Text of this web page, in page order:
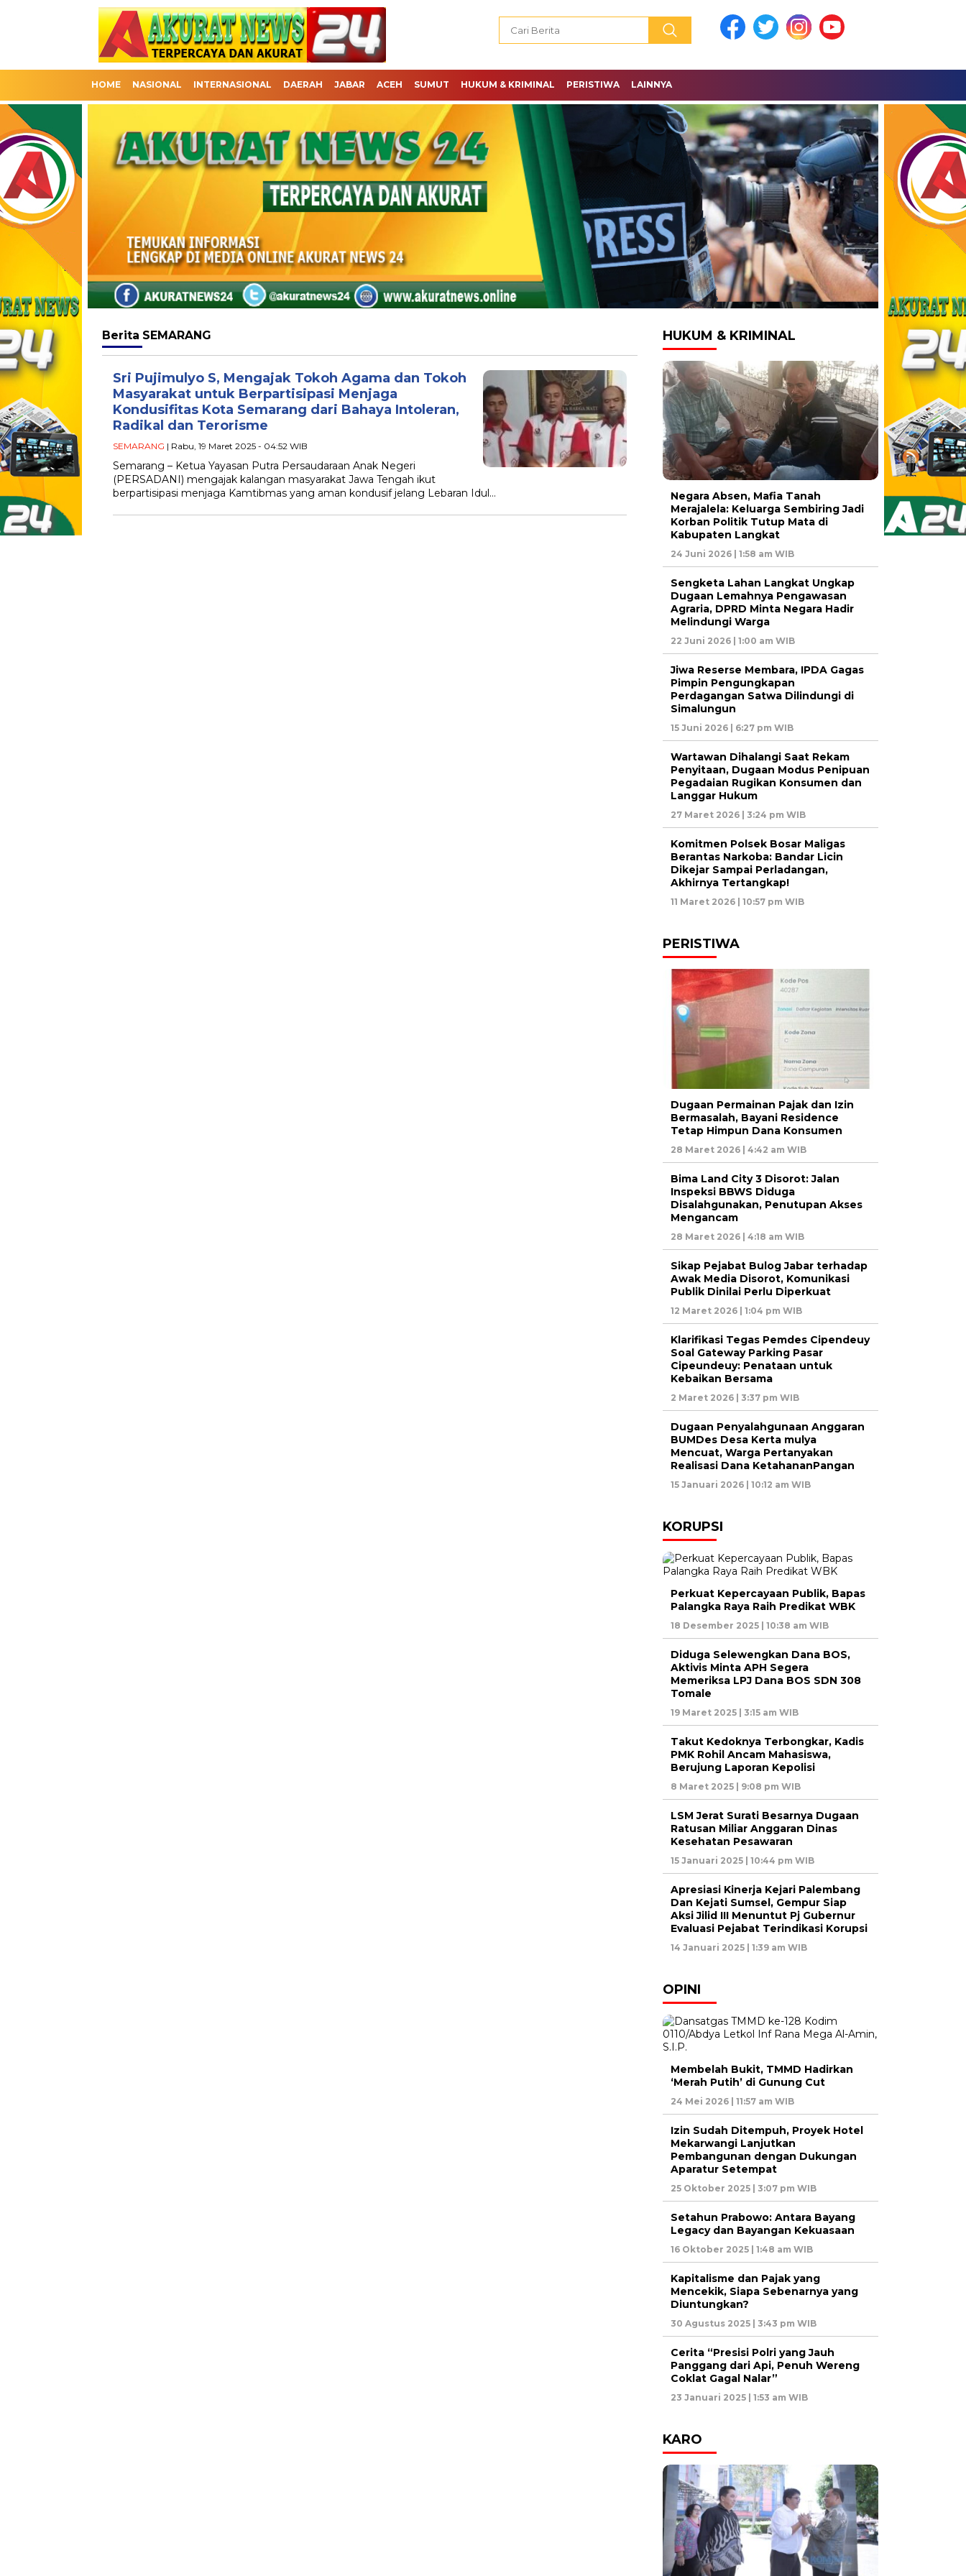
HOME NASIONAL INTERNASIONAL DAERAH JABAR ACEH SUMUT HUKUM & KRIMINAL PERISTIWA LAINNYA
Berita SEMARANG
Sri Pujimulyo S, Mengajak Tokoh Agama dan Tokoh
Masyarakat untuk Berpartisipasi Menjaga
Kondusifitas Kota Semarang dari Bahaya Intoleran,
Radikal dan Terorisme
SEMARANG | Rabu, 19 Maret 2025 - 04:52 WIB
Semarang – Ketua Yayasan Putra Persaudaraan Anak Negeri
(PERSADANI) mengajak kalangan masyarakat Jawa Tengah ikut
berpartisipasi menjaga Kamtibmas yang aman kondusif jelang Lebaran Idul…
HUKUM & KRIMINAL
Negara Absen, Mafia Tanah
Merajalela: Keluarga Sembiring Jadi
Korban Politik Tutup Mata di
Kabupaten Langkat
24 Juni 2026 | 1:58 am WIB
Sengketa Lahan Langkat Ungkap
Dugaan Lemahnya Pengawasan
Agraria, DPRD Minta Negara Hadir
Melindungi Warga
22 Juni 2026 | 1:00 am WIB
Jiwa Reserse Membara, IPDA Gagas
Pimpin Pengungkapan
Perdagangan Satwa Dilindungi di
Simalungun
15 Juni 2026 | 6:27 pm WIB
Wartawan Dihalangi Saat Rekam
Penyitaan, Dugaan Modus Penipuan
Pegadaian Rugikan Konsumen dan
Langgar Hukum
27 Maret 2026 | 3:24 pm WIB
Komitmen Polsek Bosar Maligas
Berantas Narkoba: Bandar Licin
Dikejar Sampai Perladangan,
Akhirnya Tertangkap!
11 Maret 2026 | 10:57 pm WIB
PERISTIWA
Dugaan Permainan Pajak dan Izin
Bermasalah, Bayani Residence
Tetap Himpun Dana Konsumen
28 Maret 2026 | 4:42 am WIB
Bima Land City 3 Disorot: Jalan
Inspeksi BBWS Diduga
Disalahgunakan, Penutupan Akses
Mengancam
28 Maret 2026 | 4:18 am WIB
Sikap Pejabat Bulog Jabar terhadap
Awak Media Disorot, Komunikasi
Publik Dinilai Perlu Diperkuat
12 Maret 2026 | 1:04 pm WIB
Klarifikasi Tegas Pemdes Cipendeuy
Soal Gateway Parking Pasar
Cipeundeuy: Penataan untuk
Kebaikan Bersama
2 Maret 2026 | 3:37 pm WIB
Dugaan Penyalahgunaan Anggaran
BUMDes Desa Kerta mulya
Mencuat, Warga Pertanyakan
Realisasi Dana KetahananPangan
15 Januari 2026 | 10:12 am WIB
KORUPSI
Perkuat Kepercayaan Publik, Bapas
Palangka Raya Raih Predikat WBK
18 Desember 2025 | 10:38 am WIB
Diduga Selewengkan Dana BOS,
Aktivis Minta APH Segera
Memeriksa LPJ Dana BOS SDN 308
Tomale
19 Maret 2025 | 3:15 am WIB
Takut Kedoknya Terbongkar, Kadis
PMK Rohil Ancam Mahasiswa,
Berujung Laporan Kepolisi
8 Maret 2025 | 9:08 pm WIB
LSM Jerat Surati Besarnya Dugaan
Ratusan Miliar Anggaran Dinas
Kesehatan Pesawaran
15 Januari 2025 | 10:44 pm WIB
Apresiasi Kinerja Kejari Palembang
Dan Kejati Sumsel, Gempur Siap
Aksi Jilid III Menuntut Pj Gubernur
Evaluasi Pejabat Terindikasi Korupsi
14 Januari 2025 | 1:39 am WIB
OPINI
Membelah Bukit, TMMD Hadirkan
‘Merah Putih’ di Gunung Cut
24 Mei 2026 | 11:57 am WIB
Izin Sudah Ditempuh, Proyek Hotel
Mekarwangi Lanjutkan
Pembangunan dengan Dukungan
Aparatur Setempat
25 Oktober 2025 | 3:07 pm WIB
Setahun Prabowo: Antara Bayang
Legacy dan Bayangan Kekuasaan
16 Oktober 2025 | 1:48 am WIB
Kapitalisme dan Pajak yang
Mencekik, Siapa Sebenarnya yang
Diuntungkan?
30 Agustus 2025 | 3:43 pm WIB
Cerita “Presisi Polri yang Jauh
Panggang dari Api, Penuh Wereng
Coklat Gagal Nalar”
23 Januari 2025 | 1:53 am WIB
KARO